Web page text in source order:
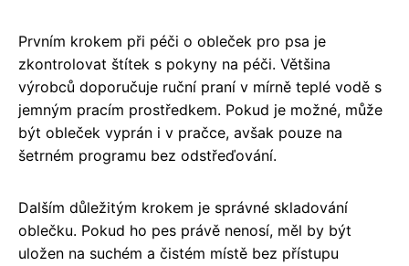
Prvním krokem při péči o obleček pro psa je
zkontrolovat štítek s pokyny na péči. Většina
výrobců doporučuje ruční praní v mírně teplé vodě s
jemným pracím prostředkem. Pokud je možné, může
být obleček vyprán i v pračce, avšak pouze na
šetrném programu bez odstřeďování.
Dalším důležitým krokem je správné skladování
oblečku. Pokud ho pes právě nenosí, měl by být
uložen na suchém a čistém místě bez přístupu